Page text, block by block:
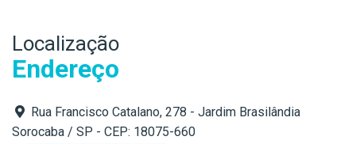
Localização
Endereço
Rua Francisco Catalano, 278 - Jardim Brasilândia
Sorocaba / SP - CEP: 18075-660